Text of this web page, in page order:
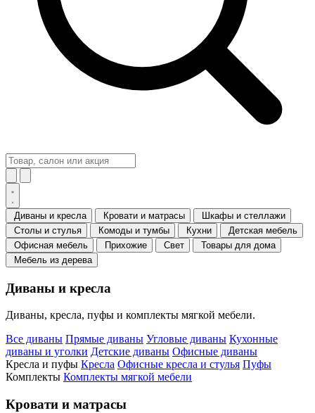
Диваны и кресла Кровати и матрасы
Шкафы и стеллажи
Столы и стулья
Комоды и тумбы Кухни
Детская мебель
Офисная мебель
Прихожие Свет
Товары для дома
Мебель из дерева
Диваны и кресла
Диваны, кресла, пуфы и комплекты мягкой мебели.
Все диваны Прямые диваны Угловые диваны Кухонные
диваны и уголки Детские диваны Офисные диваны
Кресла и пуфы Кресла Офисные кресла и стулья Пуфы
Комплекты Комплекты мягкой мебели
Кровати и матрасы